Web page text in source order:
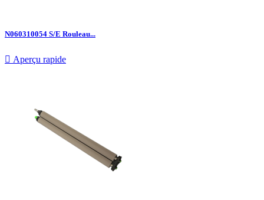
N060310054 S/E Rouleau...
 Aperçu rapide